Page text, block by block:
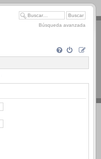
Búsqueda avanzada